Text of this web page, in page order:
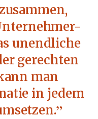
unendliche
gerechten
man
in jedem